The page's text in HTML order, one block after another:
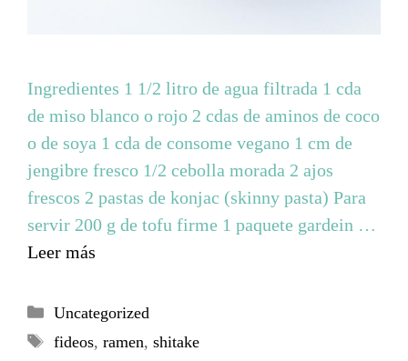
Ingredientes 1 1/2 litro de agua filtrada 1 cda
de miso blanco o rojo 2 cdas de aminos de coco
o de soya 1 cda de consome vegano 1 cm de
jengibre fresco 1/2 cebolla morada 2 ajos
frescos 2 pastas de konjac (skinny pasta) Para
servir 200 g de tofu firme 1 paquete gardein …
Leer más
Uncategorized
fideos, ramen, shitake